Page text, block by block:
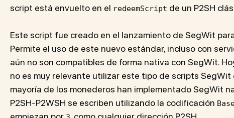
script está envuelto en el redeemScript de un P2SH
Este script fue creado en el lanzamiento de SegWit
Permite el uso de este nuevo estándar, incluso con
aún no son compatibles de forma nativa con SegWit.
no es muy relevante utilizar este tipo de scripts SegWit
mayoría de los monederos han implementado SegWit
P2SH-P2WSH se escriben utilizando la codificación